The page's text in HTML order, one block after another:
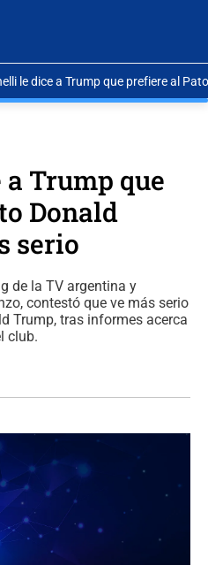
le dice a Trump que prefiere al
Trump que
Donald
serio
de la TV argentina y
contestó que ve más serio
Trump, tras informes acerca
club.